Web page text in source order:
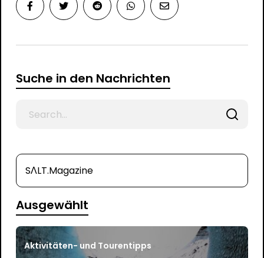
Suche in den Nachrichten
SΛLT.Magazine
Ausgewählt
Aktivitäten- und Tourentipps